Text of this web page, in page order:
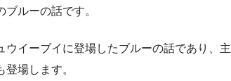
ルーの話です。
イーブイに登場したブルーの話であり、主
場します。